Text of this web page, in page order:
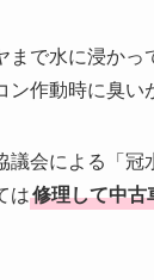
まで水に浸か
ン作動時に臭い
議会による「
は修理して中古